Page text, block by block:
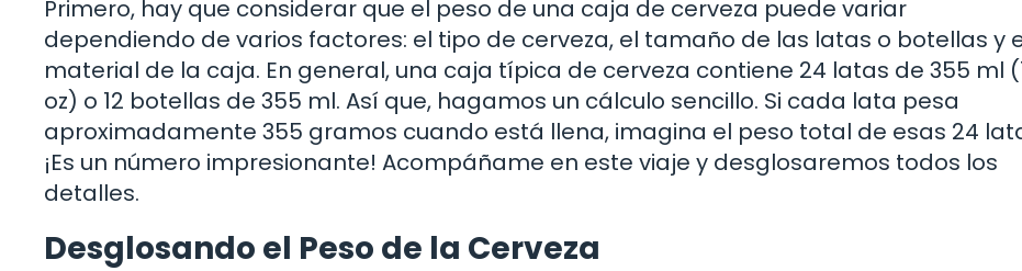
Primero, hay que considerar que el peso de una caja de cerveza puede variar
dependiendo de varios factores: el tipo de cerveza, el tamaño de las latas o botellas y
material de la caja. En general, una caja típica de cerveza contiene 24 latas de 355 ml
oz) o 12 botellas de 355 ml. Así que, hagamos un cálculo sencillo. Si cada lata pesa
aproximadamente 355 gramos cuando está llena, imagina el peso total de esas 24
¡Es un número impresionante! Acompáñame en este viaje y desglosaremos todos los
detalles.
Desglosando el Peso de la Cerveza